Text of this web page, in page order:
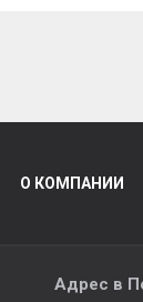
О КОМПАНИИ
Адрес в